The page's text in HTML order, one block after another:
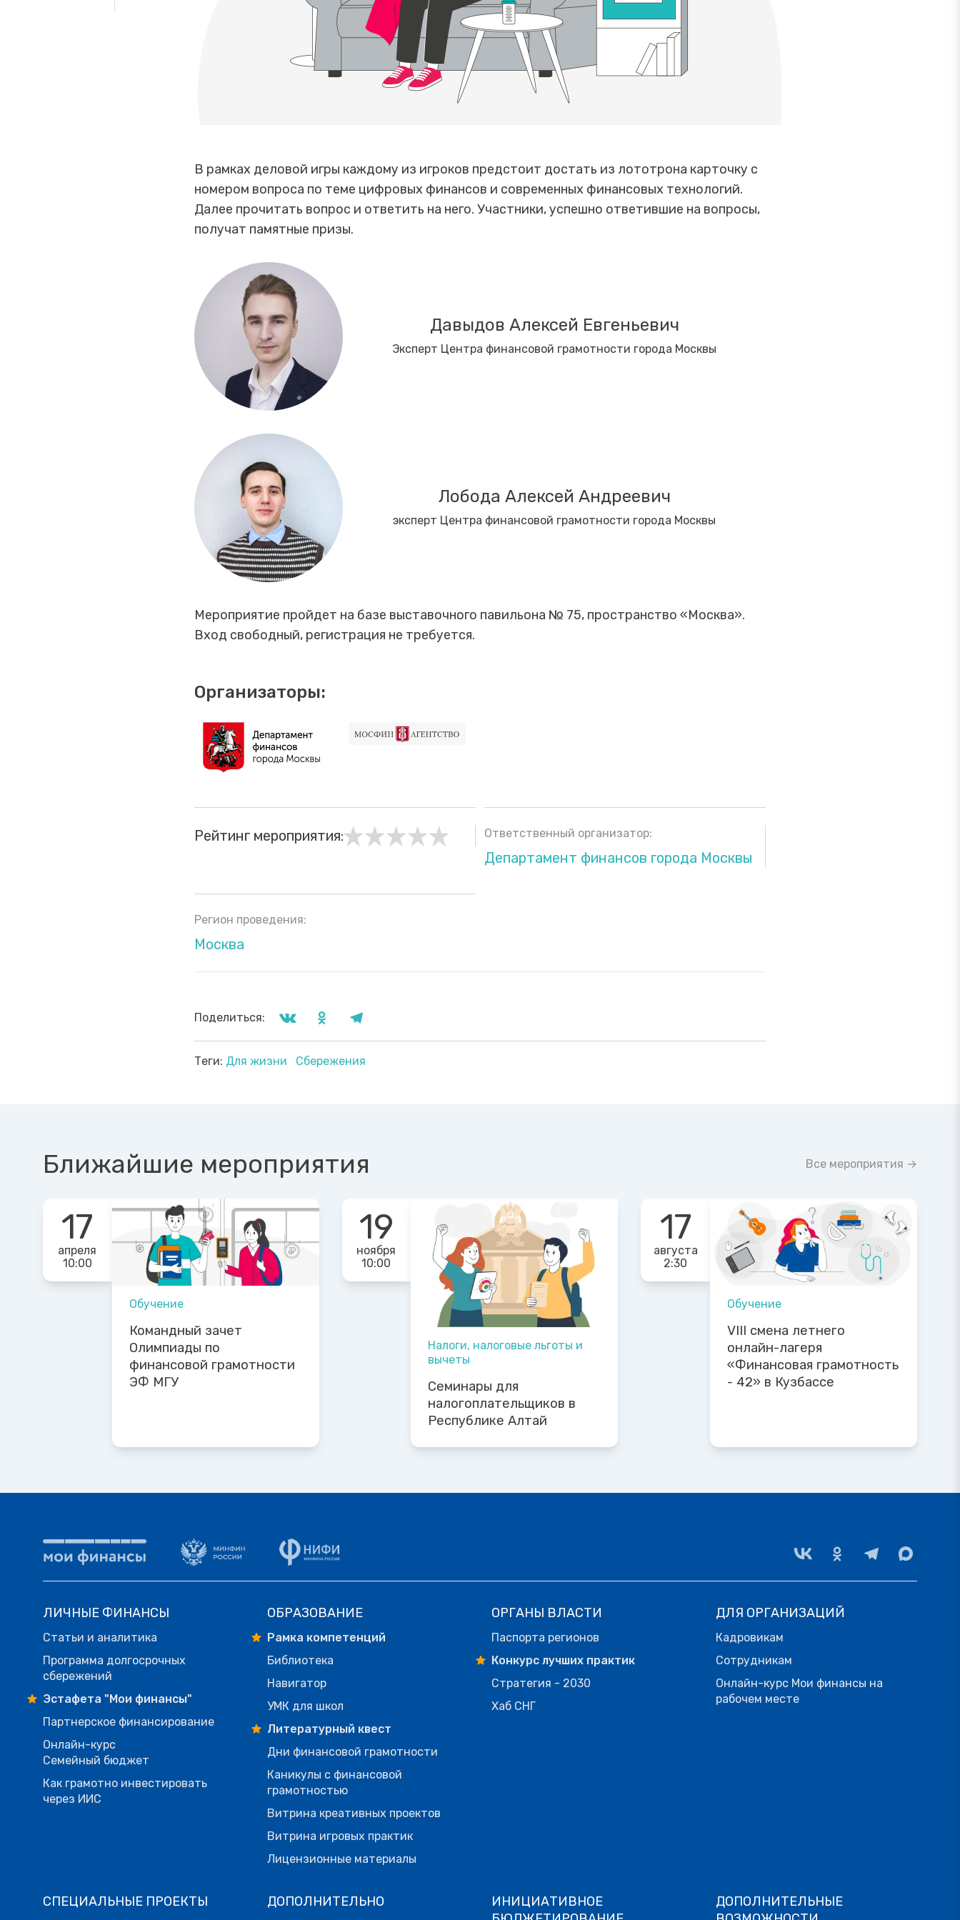
В рамках деловой игры каждому из игроков предстоит достать из лототрона карточку с
номером вопроса по теме цифровых финансов и современных финансовых технологий.
Далее прочитать вопрос и ответить на него. Участники, успешно ответившие на вопросы,
получат памятные призы.
Давыдов Алексей Евгеньевич
Эксперт Центра финансовой грамотности города Москвы
Лобода Алексей Андреевич
эксперт Центра финансовой грамотности города Москвы
Мероприятие пройдет на базе выставочного павильона № 75, пространство «Москва».
Вход свободный, регистрация не требуется.
Организаторы:
Рейтинг мероприятия: Ответственный организатор:
Департамент финансов города Москвы
Регион проведения:
Москва
Поделиться:
Теги: Для жизни Сбережения
Ближайшие мероприятия Все мероприятия →
17
апреля
10:00
Обучение
Командный зачет
Олимпиады по
финансовой грамотности
ЭФ МГУ
19
ноября
10:00
Налоги, налоговые льготы и
вычеты
Семинары для
налогоплательщиков в
Республике Алтай
17
августа
2:30
Обучение
VIII смена летнего
онлайн-лагеря
«Финансовая грамотность
- 42» в Кузбассе
ЛИЧНЫЕ ФИНАНСЫ
Статьи и аналитика
Программа долгосрочных
сбережений
Эстафета "Мои финансы"
Партнерское финансирование
Онлайн-курс
Семейный бюджет
Как грамотно инвестировать
через ИИС
ОБРАЗОВАНИЕ
Рамка компетенций
Библиотека
Навигатор
УМК для школ
Литературный квест
Дни финансовой грамотности
Каникулы с финансовой
грамотностью
Витрина креативных проектов
Витрина игровых практик
Лицензионные материалы
ОРГАНЫ ВЛАСТИ
Паспорта регионов
Конкурс лучших практик
Стратегия - 2030
Хаб СНГ
ДЛЯ ОРГАНИЗАЦИЙ
Кадровикам
Сотрудникам
Онлайн-курс Мои финансы на
рабочем месте
СПЕЦИАЛЬНЫЕ ПРОЕКТЫ ДОПОЛНИТЕЛЬНО
ИНИЦИАТИВНОЕ
ДОПОЛНИТЕЛЬНЫЕ